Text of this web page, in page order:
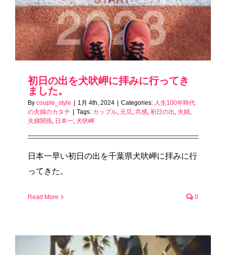
初日の出を犬吠岬に拝みに行ってき
ました。
By couple_style 1月 4th, 2024 Categories: 人生100年時代
の夫婦のカタチ
Tags: カップル, 元旦, 共感, 初日の出 , 夫婦,
夫婦関係, 日本一, 犬吠岬
日本一早い初日の出を千葉県犬吠岬に拝みに行
ってきた。
Read More 0